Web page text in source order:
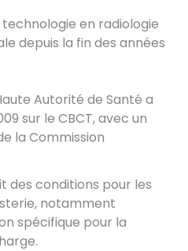
en radiologie
depuis la fin des années
Autorité de Santé a
sur le CBCT, avec un
la Commission
des conditions pour les
notamment
spécifique pour la